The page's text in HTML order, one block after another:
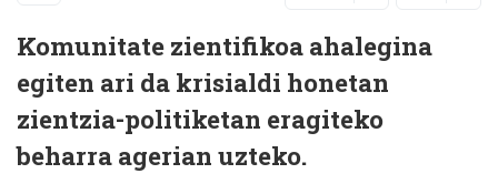
Komunitate zientifikoa ahalegina
egiten ari da krisialdi honetan
zientzia-politiketan eragiteko
beharra agerian uzteko.